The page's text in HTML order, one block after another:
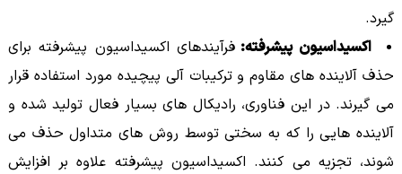
گیرد.
اکسیداسیون پیشرفته: فرآیندهای اکسیداسیون پیشرفته برای
حذف آلاینده های مقاوم و ترکیبات آلی پیچیده مورد استفاده قرار
می گیرند. در این فناوری، رادیکال های بسیار فعال تولید شده و
آلاینده هایی را که به سختی توسط روش های متداول حذف می
شوند، تجزیه می کنند. اکسیداسیون پیشرفته علاوه بر افزایش